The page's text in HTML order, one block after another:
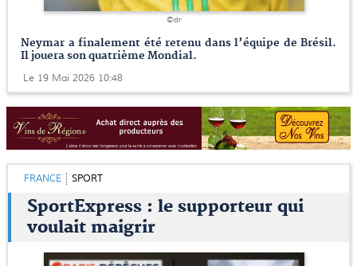
©dr
Neymar a finalement été retenu dans l’équipe de Brésil.
Il jouera son quatrième Mondial.
Le 19 Mai 2026 10:48
FRANCE SPORT
SportExpress : le supporteur qui
voulait maigrir